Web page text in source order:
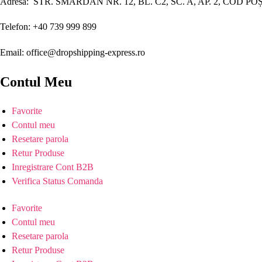
Telefon: +40 739 999 899
Email: office@dropshipping-express.ro
Contul Meu
Favorite
Contul meu
Resetare parola
Retur Produse
Inregistrare Cont B2B
Verifica Status Comanda
Favorite
Contul meu
Resetare parola
Retur Produse